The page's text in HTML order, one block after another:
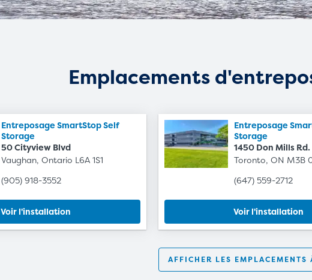
Emplacements
Entreposage SmartStop Self
Storage
50 Cityview Blvd
Vaughan, Ontario L6A 1S1
(905) 918-3552
Voir l'installation
Entreposage
Storage
1450 Don Mills Rd.
Toronto, ON M3B
(647) 559-2712
Voir l'installation
AFFICHER LES EMPLACEMENTS